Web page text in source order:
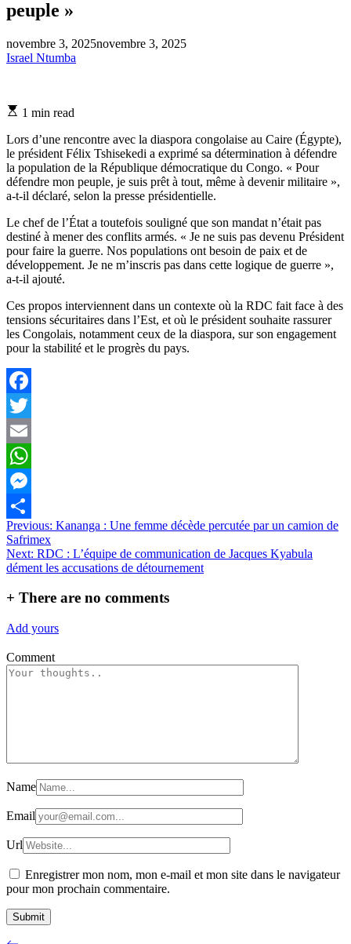
peuple »
novembre 3, 2025novembre 3, 2025
Israel Ntumba
Estimated
time
1 min read
Lors d’une rencontre avec la diaspora congolaise au Caire (Égypte),
le président Félix Tshisekedi a exprimé sa détermination à défendre
la population de la République démocratique du Congo. « Pour
défendre mon peuple, je suis prêt à tout, même à devenir militaire »,
a-t-il déclaré, selon la presse présidentielle.
Le chef de l’État a toutefois souligné que son mandat n’était pas
destiné à mener des conflits armés. « Je ne suis pas devenu Président
pour faire la guerre. Nos populations ont besoin de paix et de
développement. Je ne m’inscris pas dans cette logique de guerre »,
a-t-il ajouté.
Ces propos interviennent dans un contexte où la RDC fait face à des
tensions sécuritaires dans l’Est, et où le président souhaite rassurer
les Congolais, notamment ceux de la diaspora, sur son engagement
pour la stabilité et le progrès du pays.
Facebook
Twitter
Email
WhatsApp
Messenger
Partager
Navigation
de
l’article
Previous: Kananga : Une femme décède percutée par un camion de
Safrimex
Next: RDC : L’équipe de communication de Jacques Kyabula
dément les accusations de détournement
+ There are no comments
Add yours
Comment
Name
Email
Url
Enregistrer mon nom, mon e-mail et mon site dans le navigateur
pour mon prochain commentaire.